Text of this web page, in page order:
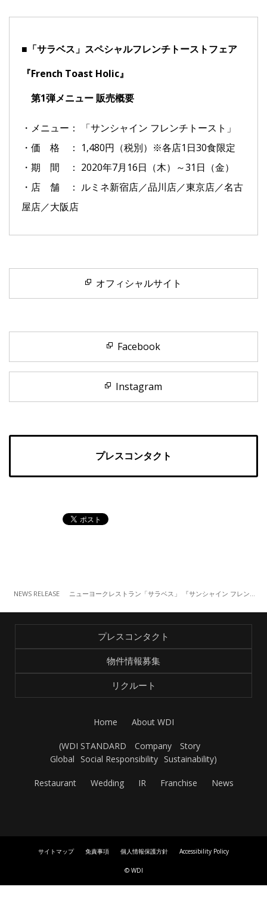
■「サラベス」スペシャルフレンチトーストフェア
『French Toast Holic』
第1弾メニュー 販売概要
・メニュー： 「サンシャイン フレンチトースト」
・価 格 ： 1,480円（税別）※各店1日30食限定
・期 間 ： 2020年7月16日（木）～31日（金）
・店 舗 ： ルミネ新宿店／品川店／東京店／名古
屋店／大阪店
オフィシャルサイト
Facebook
Instagram
プレスコンタクト
NEWS RELEASE ニューヨークレストラン「サラベス」 『サンシャイン フレンチトースト』 （7/16～）
プレスコンタクト
物件情報募集
リクルート
Home About WDI
(WDI STANDARD Company
Story
Global Social Responsibility Sustainability)
Restaurant Wedding IR Franchise News
サイトマップ 免責事項 個人情報保護方針 Accessibility Policy
© WDI